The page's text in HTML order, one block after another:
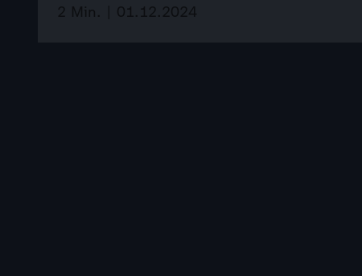
2 Min. | 01.12.2024